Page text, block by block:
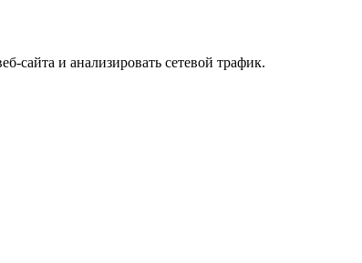
сайта и анализировать сетевой трафик.